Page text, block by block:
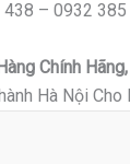
– 0932 385
Chính
Hà Nội Cho